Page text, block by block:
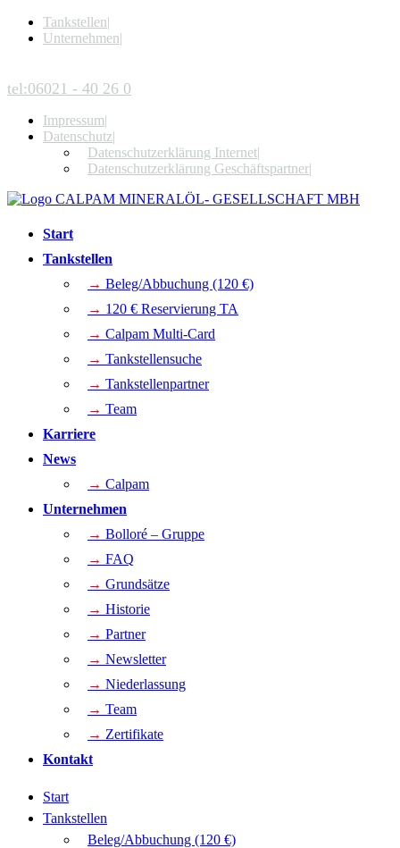
Tankstellen|
Unternehmen|
tel:06021 - 40 26 0
Impressum|
Datenschutz|
Datenschutzerklärung Internet|
Datenschutzerklärung Geschäftspartner|
Start
Tankstellen
→ Beleg/Abbuchung (120 €)
→ 120 € Reservierung TA
→ Calpam Multi-Card
→ Tankstellensuche
→ Tankstellenpartner
→ Team
Karriere
News
→ Calpam
Unternehmen
→ Bolloré – Gruppe
→ FAQ
→ Grundsätze
→ Historie
→ Partner
→ Newsletter
→ Niederlassung
→ Team
→ Zertifikate
Kontakt
Start
Tankstellen
Beleg/Abbuchung (120 €)